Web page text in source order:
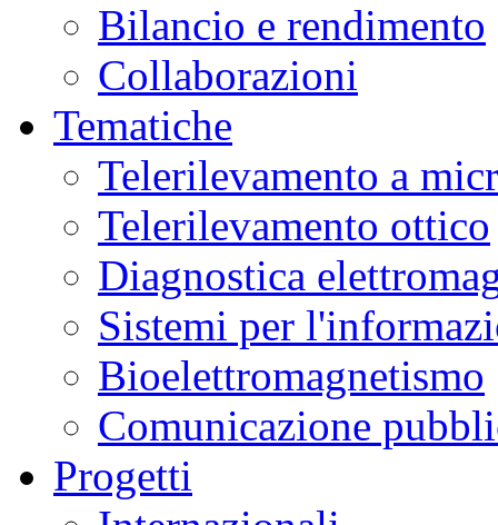
Bilancio e rendimento
Collaborazioni
Tematiche
Telerilevamento a
Telerilevamento ottico
Diagnostica
Sistemi per
Bioelettromagnetismo
Comunicazione
Progetti